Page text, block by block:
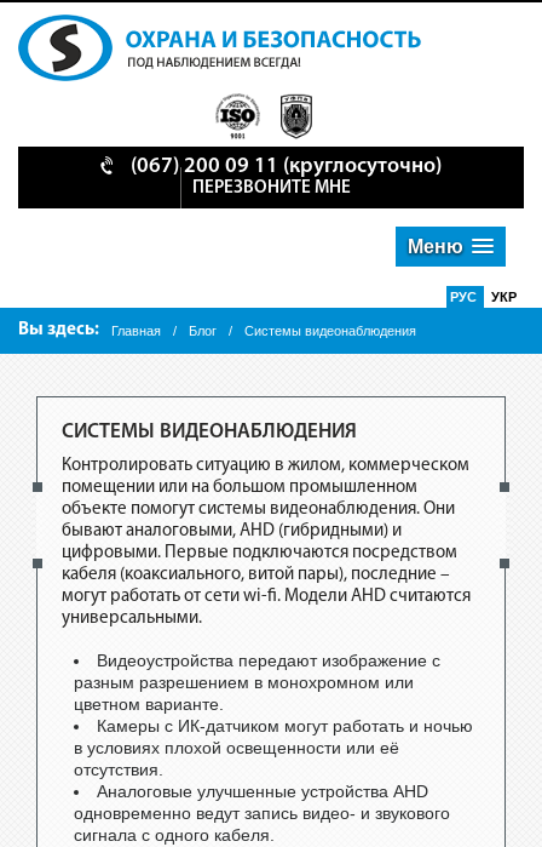
(067) 200 09 11 (круглосуточно)
ПЕРЕЗВОНИТЕ МНЕ
Меню
РУС УКР
Вы здесь: Главная / Блог / Системы видеонаблюдения
СИСТЕМЫ ВИДЕОНАБЛЮДЕНИЯ
Контролировать ситуацию в жилом, коммерческом
помещении или на большом промышленном
объекте помогут системы видеонаблюдения. Они
бывают аналоговыми, AHD (гибридными) и
цифровыми. Первые подключаются посредством
кабеля (коаксиального, витой пары), последние –
могут работать от сети wi-fi. Модели AHD считаются
универсальными.
Видеоустройства передают изображение с
разным разрешением в монохромном или
цветном варианте.
Камеры с ИК-датчиком могут работать и ночью
в условиях плохой освещенности или её
отсутствия.
Аналоговые улучшенные устройства AHD
одновременно ведут запись видео- и звукового
сигнала с одного кабеля.